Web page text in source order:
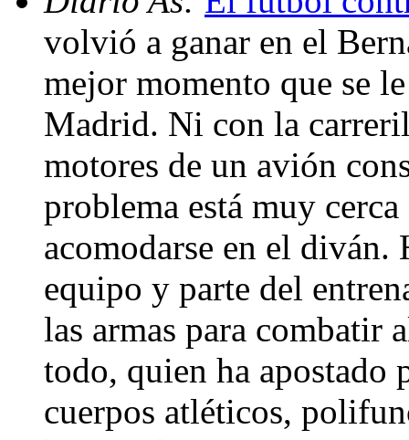
volvió a ganar en el
mejor momento que se
Madrid. Ni con la
motores de un avión
problema está muy
acomodarse en el
equipo y parte del
las armas para combatir
todo, quien ha apostado
cuerpos atléticos,